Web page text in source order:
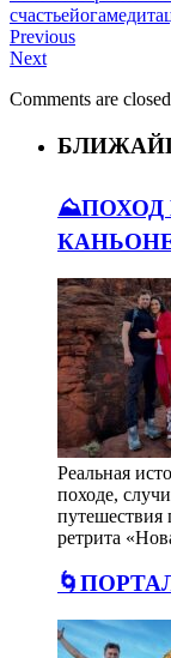
счастьейога
Previous
Next
Comments are
⛰️ПОХОД
Реальная
походе,
ретрита